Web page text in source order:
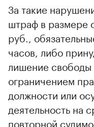
За такие
штраф в размере
руб.,
часов, либо
лишение свободы
ограничением
должности или
деятельность на
повторной